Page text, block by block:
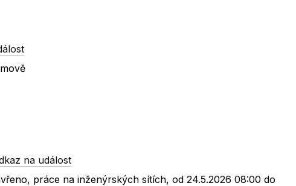
na událost
práce na inženýrských sítích, od 24.5.2026 08:00 do